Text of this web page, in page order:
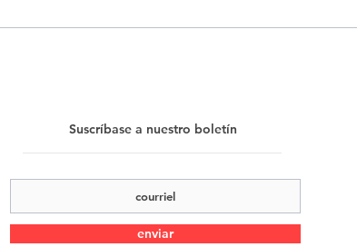
Suscríbase a nuestro boletín
enviar